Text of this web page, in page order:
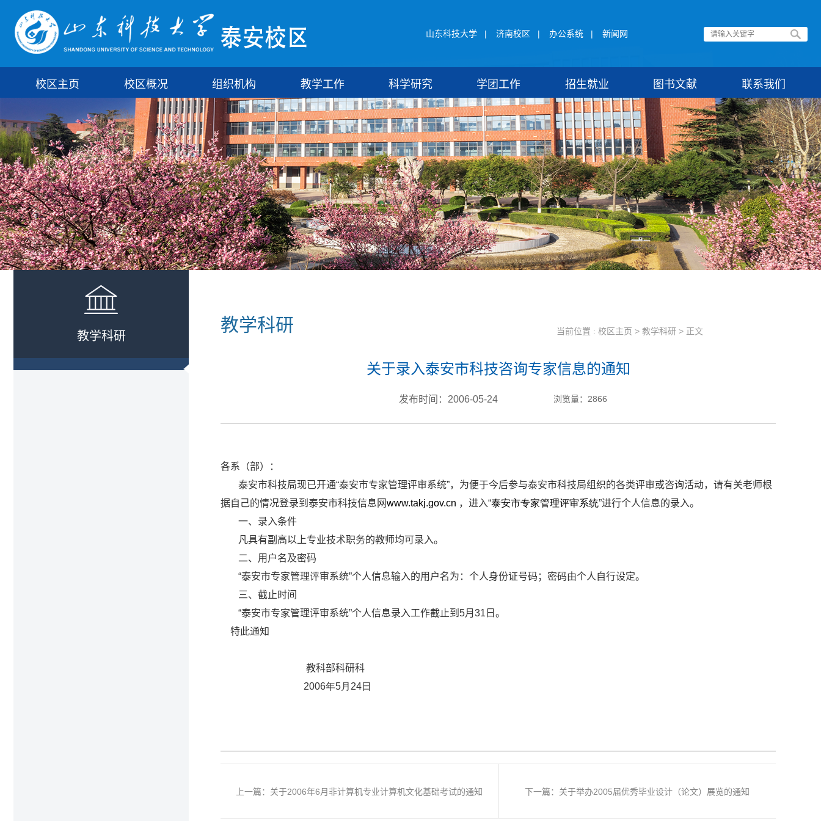
山东科技大学 | 济南校区 | 办公系统 | 新闻网
校区主页 校区概况 组织机构 教学工作 科学研究 学团工作 招生就业 图书文献 联系我们
教学科研
教学科研 当前位置 : 校区主页 > 教学科研 > 正文
关于录入泰安市科技咨询专家信息的通知
发布时间：2006-05-24 浏览量： 2866
各系（部）：
泰安市科技局现已开通“泰安市专家管理评审系统”，为便于今后参与泰安市科技局组织的各类评审或咨询活动，请有关老师根
据自己的情况登录到泰安市科技信息网www.takj.gov.cn ，进入“泰安市专家管理评审系统”进行个人信息的录入。
一、录入条件
凡具有副高以上专业技术职务的教师均可录入。
二、用户名及密码
“泰安市专家管理评审系统”个人信息输入的用户名为：个人身份证号码；密码由个人自行设定。
三、截止时间
“泰安市专家管理评审系统”个人信息录入工作截止到 5月 31 日 。
特此通知
教科部科研科
2006年5月24日
上一篇：关于2006年6月非计算机专业计算机文化基础考试的通知 下一篇：关于举办2005届优秀毕业设计（论文）展览的通知